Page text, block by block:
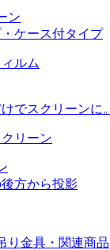
ン
ケース付タイプ
でスクリーンに。
方から投影
り金具・関連商品